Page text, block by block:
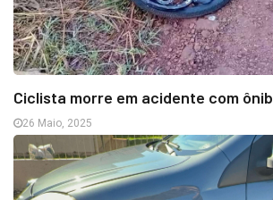
Ciclista morre em acidente com
26 Maio, 2025